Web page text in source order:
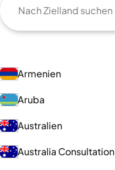
Armenien
Aruba
Australien
Australia Consultation